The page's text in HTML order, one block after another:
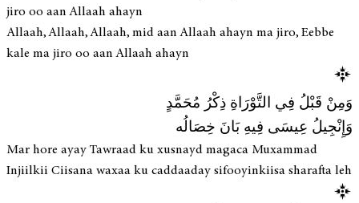
jiro oo aan Allaah ahayn
Allaah, Allaah, Allaah, mid aan Allaah ahayn ma jiro, Eebbe
kale ma jiro oo aan Allaah ahayn
وَمِنْ قَبْلُ فِي التَّوْرَاةِ ذِكْرُ مُحَمَّدٍ
وَإِنْجِيلُ عِيسَى فِيهِ بَانَ خِصَالُه
Mar hore ayay Tawraad ku xusnayd magaca Muxammad
Injiilkii Ciisana waxaa ku caddaaday sifooyinkiisa sharafta leh